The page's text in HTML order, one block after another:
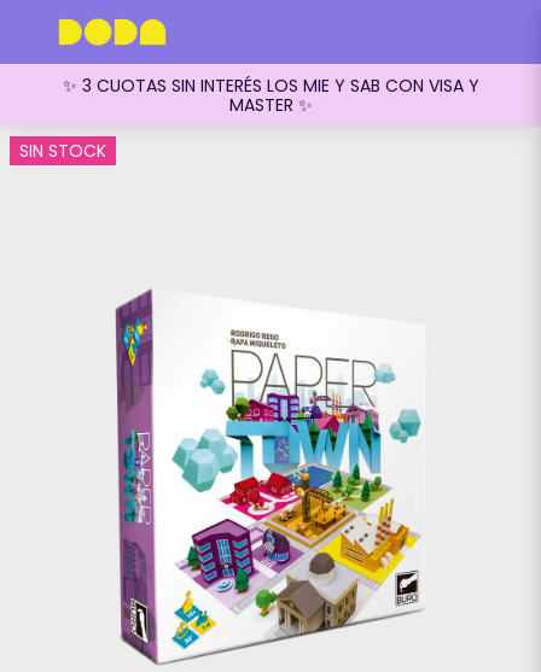
✨ 3 CUOTAS SIN INTERÉS LOS MIE Y SAB CON VISA Y
MASTER ✨
SIN STOCK